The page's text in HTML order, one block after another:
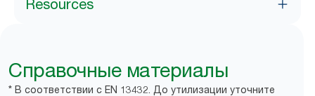
Resources
Справочные материалы
* В соответствии с EN 13432. До утилизации уточните